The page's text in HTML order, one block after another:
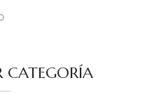
CATEGORÍA